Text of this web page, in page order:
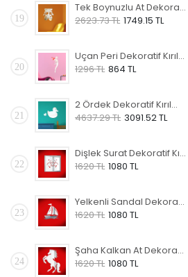
19
Tek Boynuzlu At Dekoratif Kırılmaz Ayna
2623.73 TL 1749.15 TL
20
Uçan Peri Dekoratif Kırılmaz Ayna
1296 TL 864 TL
21
2 Ördek Dekoratif Kırılmaz Ayna
4637.29 TL 3091.52 TL
22
Dişlek Surat Dekoratif Kırılmaz Ayna
1620 TL 1080 TL
23
Yelkenli Sandal Dekoratif Kırılmaz Ayna
1620 TL 1080 TL
24
Şaha Kalkan At Dekoratif Kırılmaz Ayna
1620 TL 1080 TL